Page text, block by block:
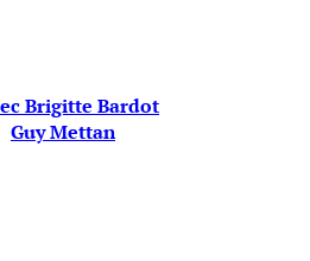
Brigitte Bardot
Guy Mettan